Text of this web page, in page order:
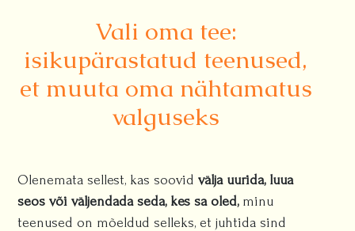
Vali oma tee:
isikupärastatud teenused,
et muuta oma nähtamatus
valguseks
Olenemata sellest, kas soovidvälja uurida, luua
seos või väljendada seda, kes sa oled,minu
teenused on mõeldud selleks, et juhtida sind